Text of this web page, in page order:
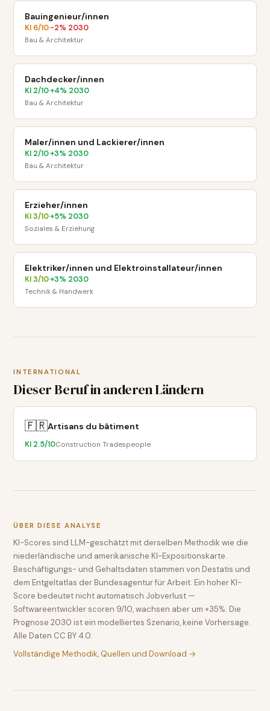
Bauingenieur/innen
KI 6/10·-2% 2030
Bau & Architektur
Dachdecker/innen
KI 2/10·+4% 2030
Bau & Architektur
Maler/innen und Lackierer/innen
KI 2/10·+3% 2030
Bau & Architektur
Erzieher/innen
KI3/10·+5% 2030
Soziales & Erziehung
Elektriker/innen und Elektroinstallateur/innen
KI3/10·+3% 2030
Technik & Handwerk
INTERNATIONAL
Dieser Beruf in anderen Ländern
🇫🇷Artisans du bâtiment
KI 2.5/10Construction Tradespeople
ÜBER DIESE ANALYSE
KI-Scores sind LLM-geschätzt mit derselben Methodik wie die
niederländische und amerikanische KI-Expositionskarte.
Beschäftigungs- und Gehaltsdaten stammen von Destatis und
dem Entgeltatlas der Bundesagentur für Arbeit. Ein hoher KI-
Score bedeutet nicht automatisch Jobverlust —
Softwareentwickler scoren 9/10, wachsen aber um +35%. Die
Prognose 2030 ist ein modelliertes Szenario, keine Vorhersage.
Alle Daten CC BY 4.0.
Vollständige Methodik, Quellen und Download →